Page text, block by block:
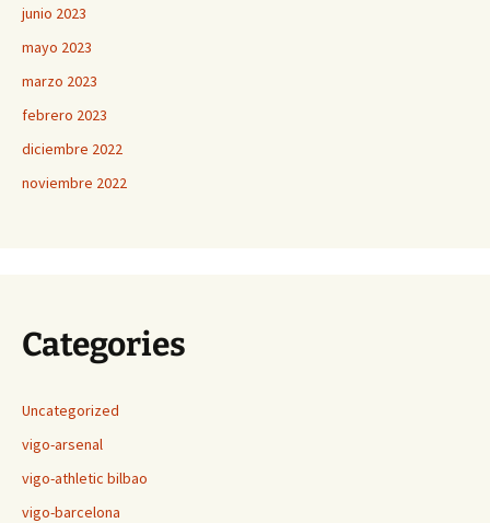
junio 2023
mayo 2023
marzo 2023
febrero 2023
diciembre 2022
noviembre 2022
Categories
Uncategorized
vigo-arsenal
vigo-athletic bilbao
vigo-barcelona